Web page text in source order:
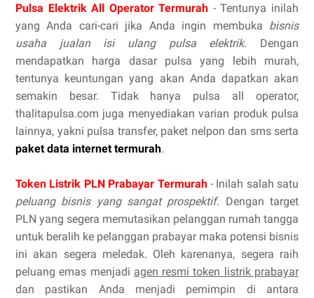
Pulsa Elektrik All Operator Termurah - Tentunya inilah
yang Anda cari-cari jika Anda ingin membuka bisnis
usaha jualan isi ulang pulsa elektrik. Dengan
mendapatkan harga dasar pulsa yang lebih murah,
tentunya keuntungan yang akan Anda dapatkan akan
semakin besar. Tidak hanya pulsa all operator,
thalitapulsa.com juga menyediakan varian produk pulsa
lainnya, yakni pulsa transfer, paket nelpon dan sms serta
paket data internet termurah.
Token Listrik PLN Prabayar Termurah- Inilah salah satu
peluang bisnis yang sangat prospektif. Dengan target
PLN yang segera memutasikan pelanggan rumah tangga
untuk beralih ke pelanggan prabayar maka potensi bisnis
ini akan segera meledak. Oleh karenanya, segera raih
peluang emas menjadi agen resmi token listrik prabayar
dan pastikan Anda menjadi pemimpin di antara